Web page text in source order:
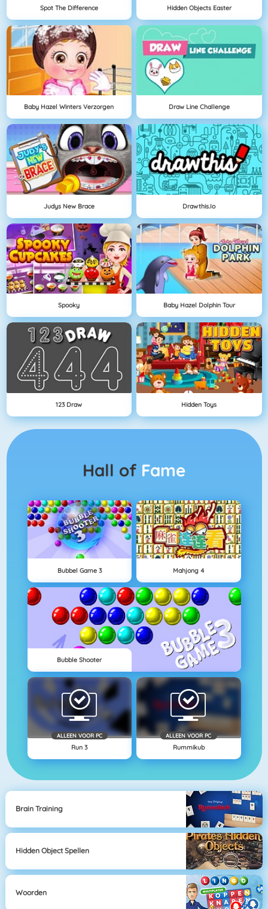
Spot The Difference Hidden Objects Easter
Baby Hazel Winters Verzorgen Draw Line Challenge
Judys New Brace Drawthis.io
Spooky Baby Hazel Dolphin Tour
123 Draw Hidden Toys
Hall of Fame
Bubbel Game 3 Mahjong 4
Bubble Shooter
ALLEEN VOOR PC
Run 3
ALLEEN VOOR PC
Rummikub
Brain Training
Hidden Object Spellen
Woorden